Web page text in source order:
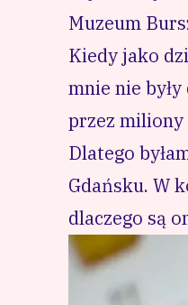
Muzeum
Kiedy jako
mnie nie
przez
Dlatego
Gdańsku. W
dlaczego są